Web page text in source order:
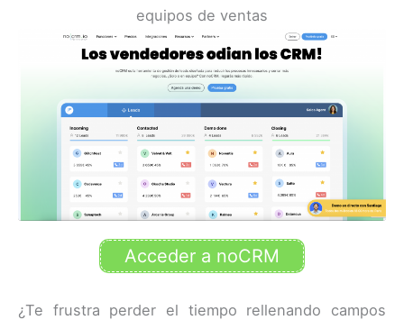
equipos de ventas
Acceder a noCRM
¿Te frustra perder el tiempo rellenando campos